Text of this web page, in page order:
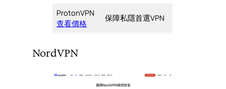
ProtonVPN
查看價格
保障私隱首選VPN
NordVPN